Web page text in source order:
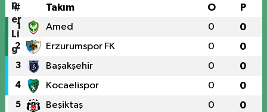
# Takım O P
1 Amed 0 0
2 Erzurumspor FK 0 0
3 Başakşehir 0 0
4 Kocaelispor 0 0
5 Beşiktaş 0 0